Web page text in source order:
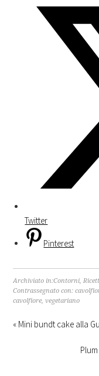
Twitter
Pinterest
Archiviato in:Contorni,
Contrassegnato con:
cavolfiore,vegetariano
« Mini bundt cake alla